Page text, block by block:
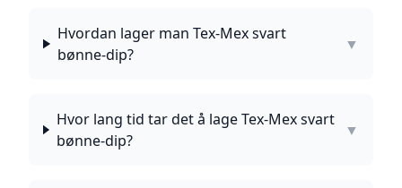
Hvordan lager man Tex-Mex svart
bønne-dip?
▼
Hvor lang tid tar det å lage Tex-Mex svart
bønne-dip?
▼